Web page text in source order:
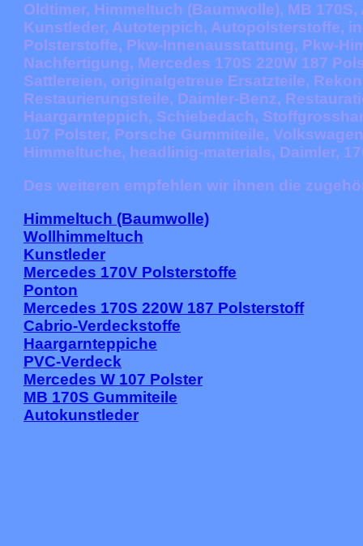
Oldtimer, Himmeltuch (Baumwolle), MB
Kunstleder, Autoteppich, Autopolsterstoffe,
Polsterstoffe, Pkw-Innenausstattung, Pkw-
Nachfertigung, Mercedes 170S 220W 187
Sattlereien, originalgetreue Ersatzteile,
Restaurierungsteile, Daimler-Benz,
Haargarnteppich, Schiebedach,
107 Polster, Porsche Gummiteile,
Himmeltuche, headlinig-material s, Daimler,
Des weiteren empfehlen wir ihnen die
Himmeltuch (Baumwolle)
Wollhimmeltuch
Kunstleder
Mercedes 170V Polsterstoffe
Ponton
Mercedes 170S 220W 187 Polsterstoff
Cabrio-Verdeckstoffe
Haargarnteppiche
PVC-Verdeck
Mercedes W 107 Polster
MB 170S Gummiteile
Autokunstleder